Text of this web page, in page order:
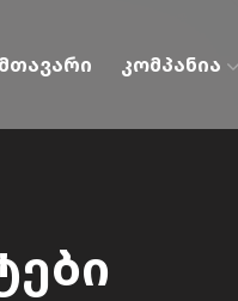
მთავარი კომპანია